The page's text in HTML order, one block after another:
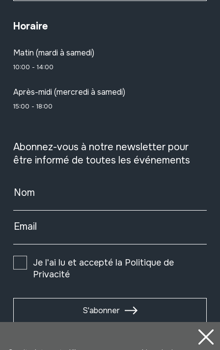
Horaire
Matin (mardi à samedi)
10:00 - 14:00
Après-midi (mercredi à samedi)
15:00 - 18:00
Abonnez-vous à notre newsletter pour
être informé de toutes les événements
Nom
Email
Je l'ai lu et accepté la Politique de
Privacité
S'abonner